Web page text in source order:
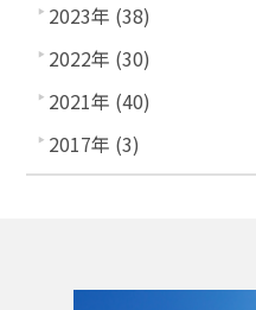
2023年 (38)
2022年 (30)
2021年 (40)
2017年 (3)